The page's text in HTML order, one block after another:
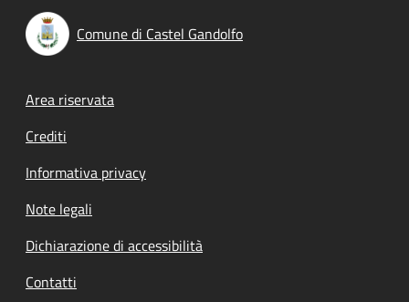
Comune di Castel Gandolfo
Footer menu
Area riservata
Crediti
Informativa privacy
Note legali
Dichiarazione di accessibilità
Contatti